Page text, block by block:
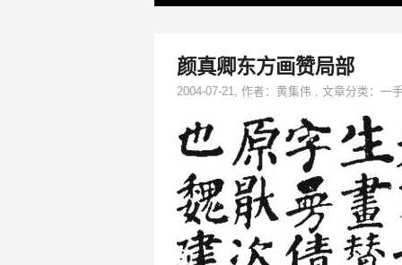
颜真卿东方画赞局部
2004-07-21, 作者： 黄集伟 , 文章分类： 一